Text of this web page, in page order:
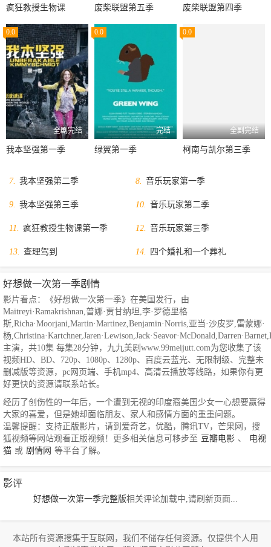
疯狂教授生物课 废柴联盟第五季 废柴联盟第四季
0.0
全剧完结
我本坚强第一季
0.0
完结
绿翼第一季
0.0
全剧完结
柯南与凯尔第三季
7. 我本坚强第二季 8. 音乐玩家第一季
9. 我本坚强第三季 10. 音乐玩家第二季
11. 疯狂教授生物课第一季 12. 音乐玩家第三季
13. 查理驾到 14. 四个婚礼和一个葬礼
好想做一次第一季剧情
影片看点：《好想做一次第一季》在美国发行，由
Maitreyi·Ramakrishnan,普娜·贾甘纳坦,李·罗德里格
斯,Richa·Moorjani,Martin·Martinez,Benjamin·Norris,亚当·沙皮罗,雷蒙娜·
杨
主演，共10集 每集28分钟，九九美剧www.99meijutt.com为您收集了该
视频HD、BD、720p、1080p、1280p、百度云蓝光、无限制级、完整未
删减版等资源，pc网页端、手机mp4、高清云播放等线路，如果你有更
好更快的资源请联系站长。
经历了创伤性的一年后，一个遭到无视的印度裔美国少女一心想要赢得
大家的喜爱，但是她却面临朋友、家人和感情方面的重重问题。
温馨提醒：支持正版影片，请到爱奇艺，优酷，腾讯TV，芒果网，搜
狐视频等网站观看正版视频！更多相关信息可移步至 豆瓣电影 、
电视
猫 或 剧情网 等平台了解。
影评
好想做一次第一季完整版相关评论加载中,请刷新页面...
本站所有资源搜集于互联网，我们不储存任何资源。仅提供个人用